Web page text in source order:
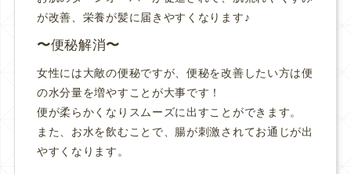
が改善、栄養が髪に届きやすくなります♪
便秘解消
女性には大敵の便秘ですが、便秘を改善したい方は便
の水分量を増やすことが大事です！
便が柔らかくなりスムーズに出すことができます。
また、お水を飲むことで、腸が刺激されてお通じが出
やすくなります。